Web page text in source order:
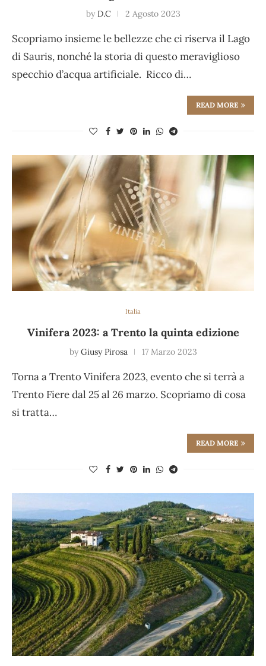
by D.C 2 Agosto 2023
Scopriamo insieme le bellezze che ci riserva il Lago
di Sauris, nonché la storia di questo meraviglioso
specchio d’acqua artificiale. Ricco di…
READ MORE
Italia
Vinifera 2023: a Trento la quinta edizione
by Giusy Pirosa 17 Marzo 2023
Torna a Trento Vinifera 2023, evento che si terrà a
Trento Fiere dal 25 al 26 marzo. Scopriamo di cosa
si tratta…
READ MORE